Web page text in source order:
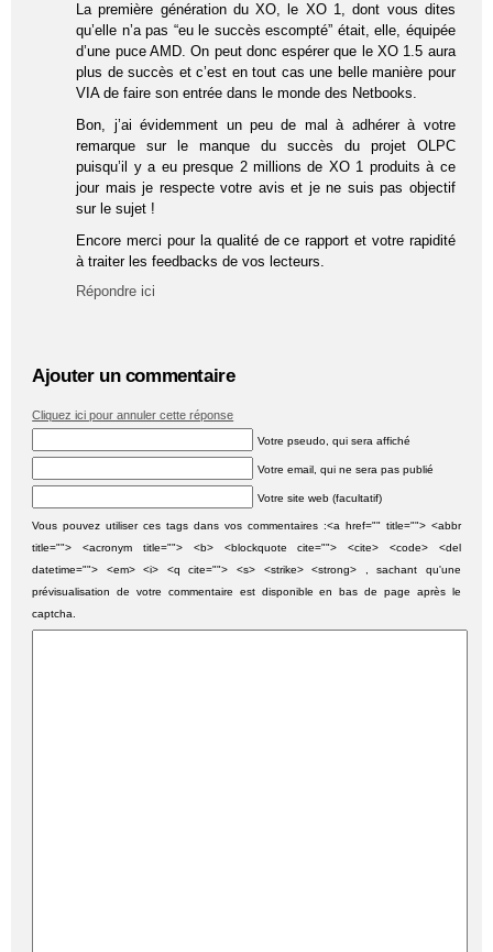
La première génération du XO, le XO 1, dont vous dites
qu’elle n’a pas “eu le succès escompté” était, elle, équipée
d’une puce AMD. On peut donc espérer que le XO 1.5 aura
plus de succès et c’est en tout cas une belle manière pour
VIA de faire son entrée dans le monde des Netbooks.
Bon, j’ai évidemment un peu de mal à adhérer à votre
remarque sur le manque du succès du projet OLPC
puisqu’il y a eu presque 2 millions de XO 1 produits à ce
jour mais je respecte votre avis et je ne suis pas objectif
sur le sujet !
Encore merci pour la qualité de ce rapport et votre rapidité
à traiter les feedbacks de vos lecteurs.
Répondre ici
Ajouter un commentaire
Cliquez ici pour annuler cette réponse
Votre pseudo, qui sera affiché
Votre email, qui ne sera pas publié
Votre site web (facultatif)
Vous pouvez utiliser ces tags dans vos commentaires :<a href="" title=""> <abbr
title=""> <acronym title=""> <b> <blockquote cite=""> <cite> <code> <del
datetime=""> <em> <i> <q cite=""> <s> <strike> <strong> , sachant qu'une
prévisualisation de votre commentaire est disponible en bas de page après le
captcha.